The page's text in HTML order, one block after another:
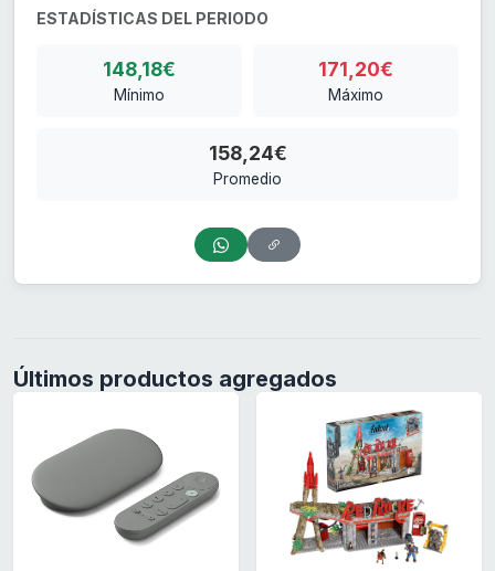
ESTADÍSTICAS DEL PERIODO
148,18€
Mínimo
171,20€
Máximo
158,24€
Promedio
Últimos productos agregados